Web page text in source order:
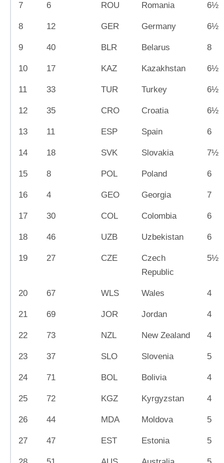
7 6 ROU Romania 6½
8 12 GER Germany 6½
9 40 BLR Belarus 8
10 17 KAZ Kazakhstan 6½
11 33 TUR Turkey 6½
12 35 CRO Croatia 6½
13 11 ESP Spain 6
14 18 SVK Slovakia 7½
15 8 POL Poland 6
16 4 GEO Georgia 7
17 30 COL Colombia 6
18 46 UZB Uzbekistan 6
19 27 CZE
Czech
Republic
5½
20 67 WLS Wales 4
21 69 JOR Jordan 4
22 73 NZL New Zealand 4
23 37 SLO Slovenia 5
24 71 BOL Bolivia 4
25 72 KGZ Kyrgyzstan 4
26 44 MDA Moldova 5
27 47 EST Estonia 5